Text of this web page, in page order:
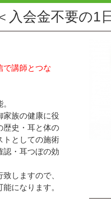
入会金不要の1
で講師とつな
家族の健康に役
歴史・耳と体の
トとしての施術
認・耳つぼの効
しますので、
になります。